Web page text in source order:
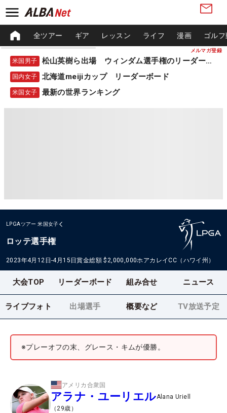
メルマガ登録
全ツアー ギア レッスン ライフ 漫画 ゴル
米国男子 松山英樹ら出場 ウィンダム選手権のリーダーボード
国内女子 北海道meijiカップ リーダーボード
米国女子 最新の世界ランキング
LPGAツアー 米国女子
ロッテ選手権
2023年4月12日-4月15日賞金総額 $2,000,000ホアカレイCC（ハワイ州）
大会TOP リーダーボード 組み合せ ニュース
ライブフォト 出場選手 概要など TV放送予定
※プレーオフの末、グレース・キムが優勝。
アメリカ合衆国
アラナ・ユーリエルAlana Uriell
（29歳）